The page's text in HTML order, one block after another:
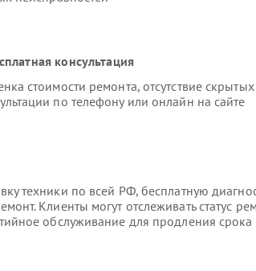
консультация
стоимости ремонта, отсутствие скрытых
по телефону или онлайн на сайте
техники по всей РФ, бесплатную
Клиенты могут отслеживать статус
обслуживание для продления